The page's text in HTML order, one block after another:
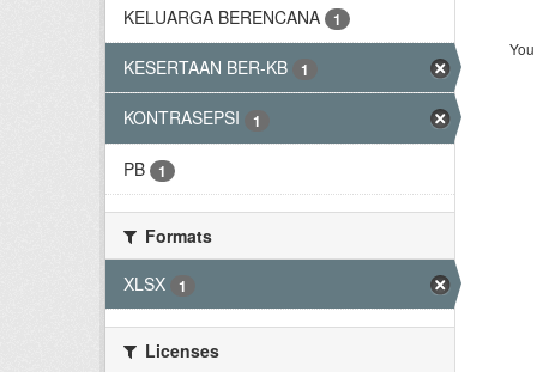
KELUARGA BERENCANA 1
KESERTAAN BER-KB 1
KONTRASEPSI 1
PB 1
Formats
XLSX
1
Licenses